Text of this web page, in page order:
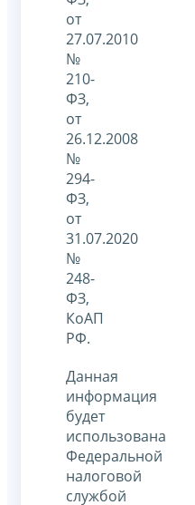
от
27.07.2010
№
210-
ФЗ,
от
26.12.2008
№
294-
ФЗ,
от
31.07.2020
№
248-
ФЗ,
КоАП
РФ.
Данная
информация
будет
использована
Федеральной
налоговой
службой